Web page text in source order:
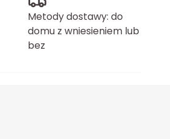
Metody dostawy: do
domu z wniesieniem lub
bez